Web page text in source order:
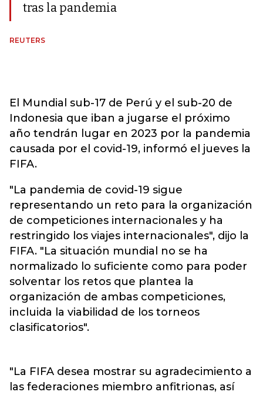
tras la pandemia
REUTERS
El Mundial sub-17 de Perú y el sub-20 de
Indonesia que iban a jugarse el próximo
año tendrán lugar en 2023 por la pandemia
causada por el covid-19, informó el jueves la
FIFA.
"La pandemia de covid-19 sigue
representando un reto para la organización
de competiciones internacionales y ha
restringido los viajes internacionales", dijo la
FIFA. "La situación mundial no se ha
normalizado lo suficiente como para poder
solventar los retos que plantea la
organización de ambas competiciones,
incluida la viabilidad de los torneos
clasificatorios".
"La FIFA desea mostrar su agradecimiento a
las federaciones miembro anfitrionas, así